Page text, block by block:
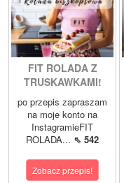
FIT ROLADA Z
TRUSKAWKAMI!
po przepis zapraszam
na moje konto na
InstagramieFIT
ROLADA... ⇖ 542
Zobacz przepis!